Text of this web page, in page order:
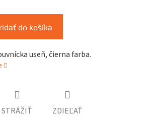
do košíka
useň, čierna farba.
STRÁŽIŤ ZDIEĽAŤ